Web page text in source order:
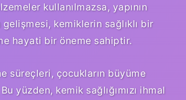
kullanılmazsa, yapının
kemiklerin sağlıklı bir
hayati bir öneme sahiptir.
süreçleri, çocukların büyüme
yüzden, kemik sağlığımızı ihmal